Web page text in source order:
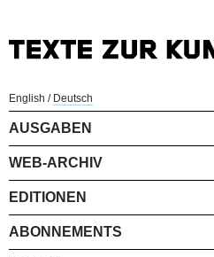
English / Deutsch
AUSGABEN
WEB-ARCHIV
EDITIONEN
ABONNEMENTS